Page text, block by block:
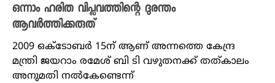
ഒന്നാം ഹരിത വിപ്ലവത്തിന്റെ ദുരന്തം
ആവർത്തിക്കരുത്
2009 ഒക്ടോബർ 15ന് ആണ് അന്നത്തെ കേന്ദ്ര
മന്ത്രി ജയറാം രമേശ് ബി ടി വഴുതനക്ക് തത്കാലം
അനുമതി നൽകേണ്ടെന്ന്